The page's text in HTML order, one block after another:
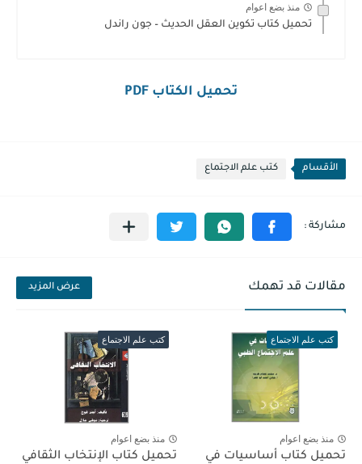
منذ بضع اعوام
تحميل كتاب تكوين العقل الحديث – جون راندل
تحميل الكتاب PDF
الأقسام كتب علم الاجتماع
مقالات قد تهمك عرض المزيد
كتب علم الاجتماع
منذ بضع اعوام
تحميل كتاب أساسيات في
كتب علم الاجتماع
منذ بضع اعوام
تحميل كتاب الإنتخاب الثقافي